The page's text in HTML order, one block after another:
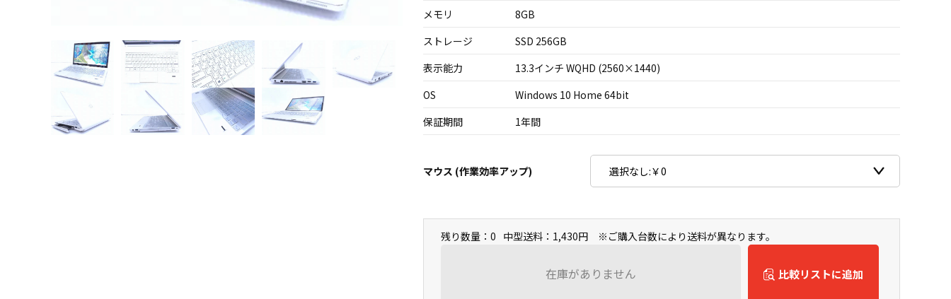
メモリ
8GB
ストレージ
SSD 256GB
表示能力
13.3インチ WQHD (2560×1440)
OS
Windows 10 Home 64bit
保証期間
1年間
マウス (作業効率アップ)
残り数量：0 中型送料：1,430円 ※ご購入台数により送料が異なります。
在庫がありません 比較リストに追加